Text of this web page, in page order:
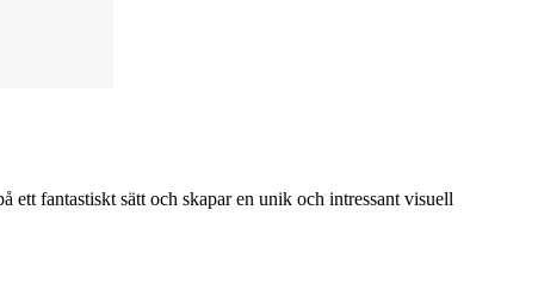
ett fantastiskt sätt och skapar en unik och intressant visuell